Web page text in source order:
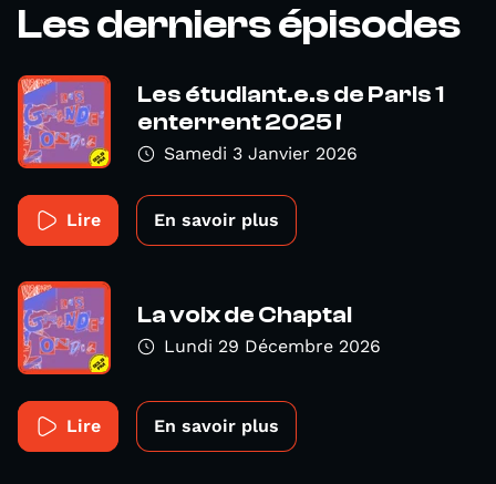
Les derniers épisodes
Les étudiant.e.s de Paris 1
enterrent 2025 !
Samedi 3 Janvier 2026
Lire En savoir plus
La voix de Chaptal
Lundi 29 Décembre 2026
Lire En savoir plus